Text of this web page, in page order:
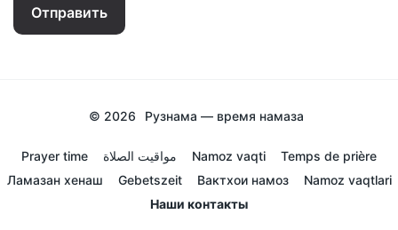
Отправить
© 2026 Рузнама — время намаза
Prayer time مواقيت الصلاة Namoz vaqti
Temps de prière
Ламазан хенаш
Gebetszeit Вактхои намоз
Namoz vaqtlari
Наши контакты